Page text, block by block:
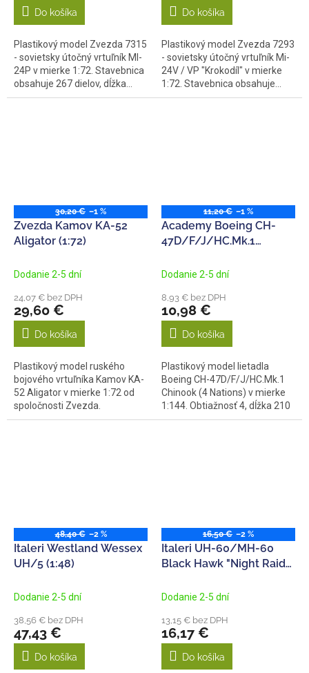
Do košíka
Plastikový model Zvezda 7315
- sovietsky útočný vrtuľník MI-
24P v mierke 1:72. Stavebnica
obsahuje 267 dielov, dĺžka...
Do košíka
Plastikový model Zvezda 7293
- sovietsky útočný vrtuľník Mi-
24V / VP "Krokodíl" v mierke
1:72. Stavebnica obsahuje...
30,20 € –1 %
Zvezda Kamov KA-52
Aligator (1:72)
Dodanie 2-5 dní
24,07 € bez DPH
29,60 €
Do košíka
Plastikový model ruského
bojového vrtuľníka Kamov KA-
52 Aligator v mierke 1:72 od
spoločnosti Zvezda.
Stavebnica...
11,20 € –1 %
Academy Boeing CH-
47D/F/J/HC.Mk.1
(1:144)
Dodanie 2-5 dní
8,93 € bez DPH
10,98 €
Do košíka
Plastikový model lietadla
Boeing CH-47D/F/J/HC.Mk.1
Chinook (4 Nations) v mierke
1:144. Obtiažnosť 4, dĺžka 210
mm.
48,40 € –2 %
Italeri Westland Wessex
UH/5 (1:48)
Dodanie 2-5 dní
38,56 € bez DPH
47,43 €
Do košíka
16,50 € –2 %
Italeri UH-60/MH-60
Black Hawk "Night Raid"
Dodanie 2-5 dní
13,15 € bez DPH
16,17 €
Do košíka